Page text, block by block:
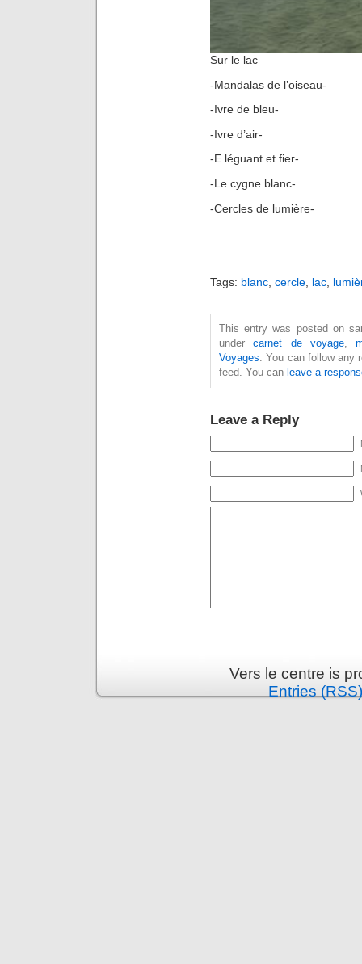
Sur le lac
-Mandalas de l’oiseau-
-Ivre de bleu-
-Ivre d’air-
-E léguant et fier-
-Le cygne blanc-
-Cercles de lumière-
Tags: blanc, cercle, lac,
This entry was posted on
undercarnet de voyage,
Voyages. You can follow any
feed. You can leave a
Leave a Reply
Vers le centre is
Entries (RSS)